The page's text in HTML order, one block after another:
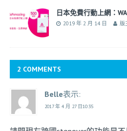
日本免費行動上網：
2019 年 2 月 14 日 版
2 COMMENTS
Belle表示:
2017 年 4 月 27 日10:35